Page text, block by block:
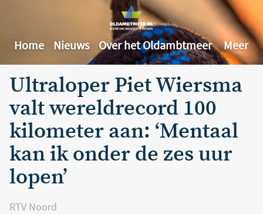
Home Nieuws Over het Oldambtmeer Meer
Ultraloper Piet Wiersma
valt wereldrecord 100
kilometer aan: ‘Mentaal
kan ik onder de zes uur
lopen’
RTV Noord